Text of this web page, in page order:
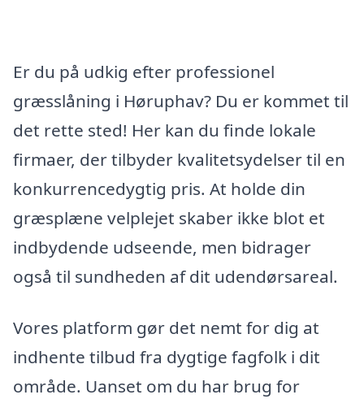
Er du på udkig efter professionel
græsslåning i Høruphav? Du er kommet til
det rette sted! Her kan du finde lokale
firmaer, der tilbyder kvalitetsydelser til en
konkurrencedygtig pris. At holde din
græsplæne velplejet skaber ikke blot et
indbydende udseende, men bidrager
også til sundheden af dit udendørsareal.
Vores platform gør det nemt for dig at
indhente tilbud fra dygtige fagfolk i dit
område. Uanset om du har brug for